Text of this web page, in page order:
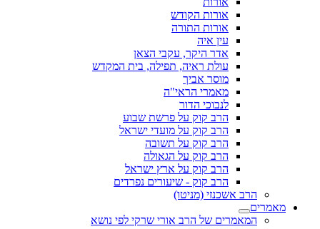
אורות הקודש
אורות התורה
עין איה
אדר היקר, עקבי הצאן
עולת ראיה, תפילה, בית המקדש
מוסר אביך
מאמרי הראי"ה
לנבוכי הדור
הרב קוק על פרשת שבוע
הרב קוק על מועדי ישראל
הרב קוק על תשובה
הרב קוק על הגאולה
הרב קוק על ארץ ישראל
הרב קוק - שיעורים נפרדים
הרב אשכנזי (מניטו)
מאמרים
המאמרים של הרב אורי שרקי לפי נושא